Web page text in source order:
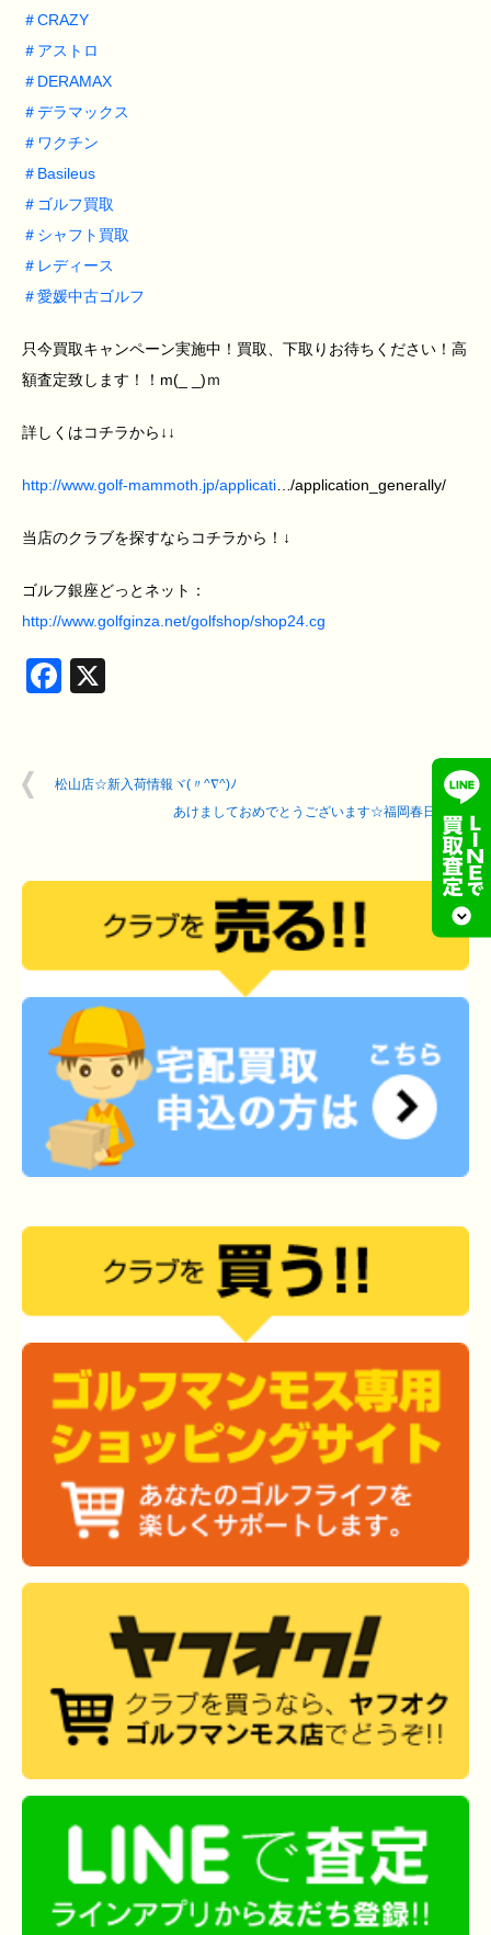
＃CRAZY
＃ アストロ
＃ DERAMAX
＃デラマックス
＃ ワクチン
＃ Basileus
＃ ゴルフ買取
＃ シャフト買取
＃ レディース
＃愛媛中古ゴルフ
只今買取キャンペーン実施中！買取、下取りお待ちください！高
額査定致します！！m(_ _)ｍ
詳しくはコチラから↓↓
http://www.golf-mammoth.jp/applicati…/application_generally/
当店のクラブを探すならコチラから！↓
ゴルフ銀座どっとネット：
http://www.golfginza.net/golfshop/shop24.cg
Facebook
松山店☆新入荷情報ヾ(〃^∇^)ﾉ
あけましておめでとうございます☆福岡春日